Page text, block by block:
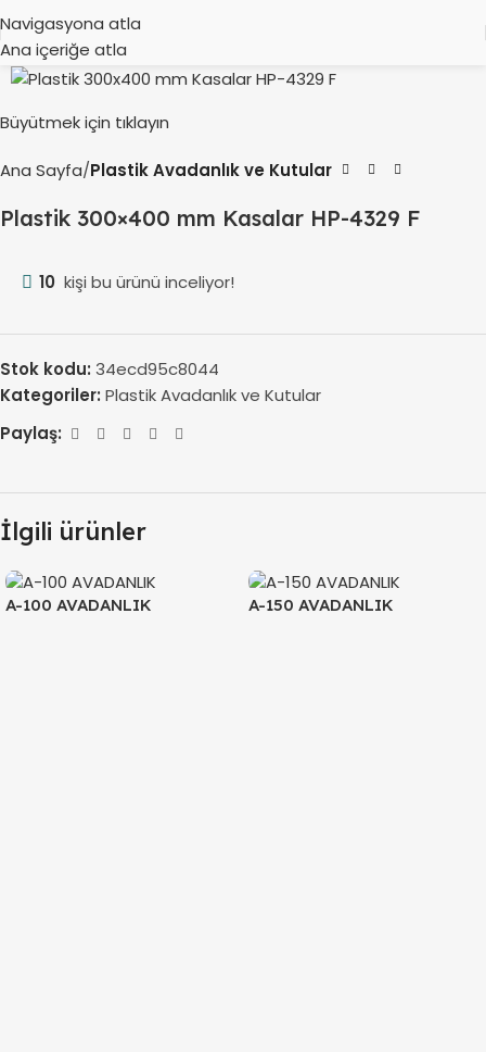
Navigasyona atla
Ana içeriğe atla
Büyütmek için tıklayın
Ana Sayfa Plastik Avadanlık ve Kutular
Plastik 300×400 mm Kasalar HP-4329 F
10 kişi bu ürünü inceliyor!
Stok kodu: 34ecd95c8044
Kategoriler: Plastik Avadanlık ve Kutular
Paylaş:
İlgili ürünler
A-100 AVADANLIK A-150 AVADANLIK